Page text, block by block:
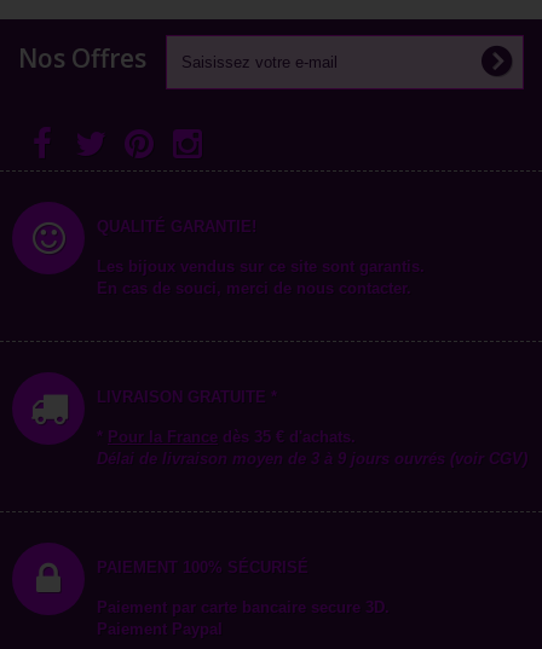
Nos Offres
QUALITÉ GARANTIE!
Les bijoux vendus sur ce site sont garantis.
En cas de souci, merci de nous contacter.
LIVRAISON GRATUITE *
* Pour la France dès 35 € d'achats.
Délai de livraison moyen de 3 à 9 jours ouvrés (voir CGV)
PAIEMENT 100% SÉCURISÉ
Paiement par carte bancaire secure 3D.
Paiement Paypal